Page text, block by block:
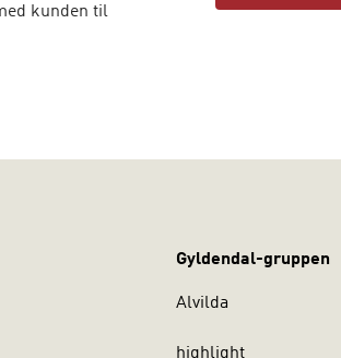
kunden til
Gyldendal-gruppen
Alvilda
highlight